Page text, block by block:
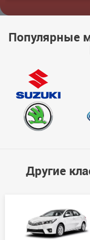
Популярные
Другие